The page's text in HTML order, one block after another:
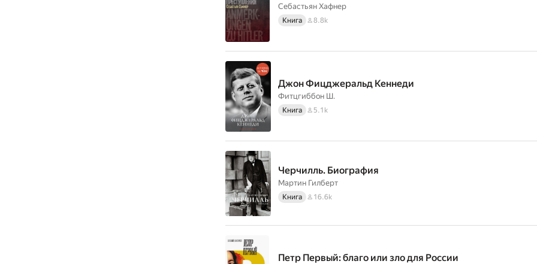
Себастьян Хафнер
Книга 8.8k
Джон Фицджеральд Кеннеди
Фитцгиббон Ш.
Книга 5.1k
Черчилль. Биография
Мартин Гилберт
Книга 16.6k
Петр Первый: благо или зло для России